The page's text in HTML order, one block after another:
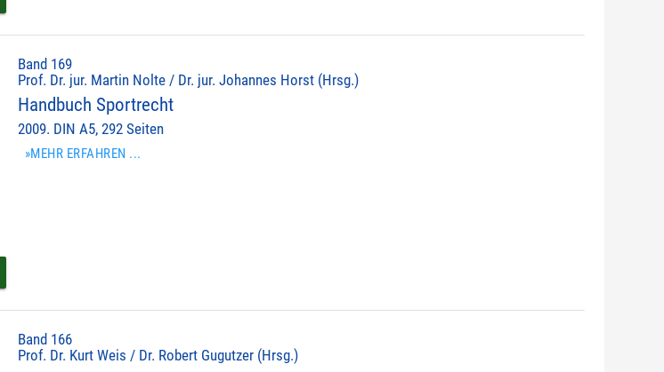
Band 169
Prof. Dr. jur. Martin Nolte / Dr. jur. Johannes Horst (Hrsg.)
Handbuch Sportrecht
2009. DIN A5, 292 Seiten
»MEHR ERFAHREN ...
Band 166
Prof. Dr. Kurt Weis / Dr. Robert Gugutzer (Hrsg.)